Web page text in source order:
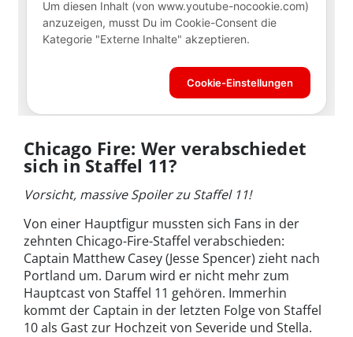
Chicago Fire: Wer verabschiedet
sich in Staffel 11?
Vorsicht, massive Spoiler zu Staffel 11!
Von einer Hauptfigur mussten sich Fans in der
zehnten Chicago-Fire-Staffel verabschieden:
Captain Matthew Casey (Jesse Spencer) zieht nach
Portland um. Darum wird er nicht mehr zum
Hauptcast von Staffel 11 gehören. Immerhin
kommt der Captain in der letzten Folge von Staffel
10 als Gast zur Hochzeit von Severide und Stella.